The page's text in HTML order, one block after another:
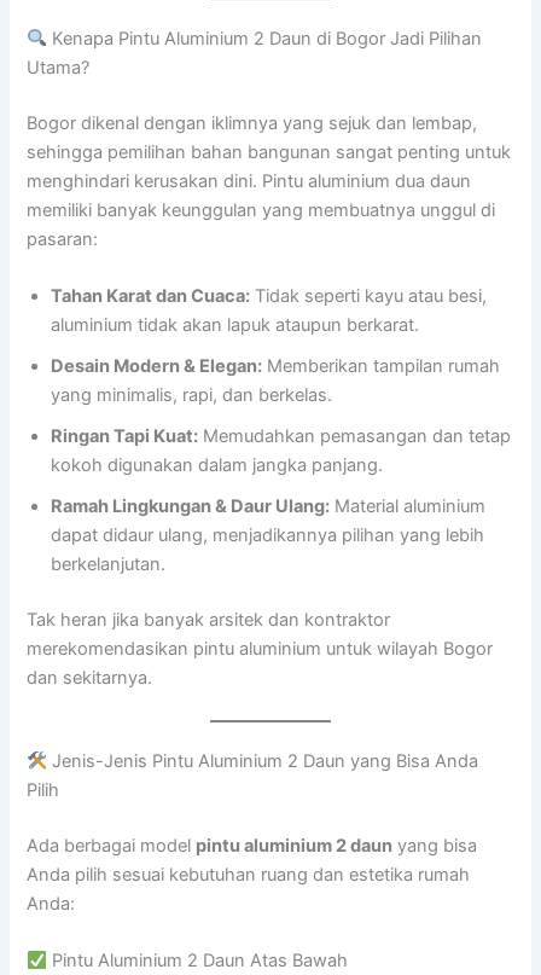
Kenapa Pintu Aluminium 2 Daun di Bogor Jadi Pilihan
Utama?
Bogor dikenal dengan iklimnya yang sejuk dan lembap,
sehingga pemilihan bahan bangunan sangat penting untuk
menghindari kerusakan dini. Pintu aluminium dua daun
memiliki banyak keunggulan yang membuatnya unggul di
pasaran:
Tahan Karat dan Cuaca: Tidak seperti kayu atau besi,
aluminium tidak akan lapuk ataupun berkarat.
Desain Modern & Elegan: Memberikan tampilan rumah
yang minimalis, rapi, dan berkelas.
Ringan Tapi Kuat: Memudahkan pemasangan dan tetap
kokoh digunakan dalam jangka panjang.
Ramah Lingkungan & Daur Ulang: Material aluminium
dapat didaur ulang, menjadikannya pilihan yang lebih
berkelanjutan.
Tak heran jika banyak arsitek dan kontraktor
merekomendasikan pintu aluminium untuk wilayah Bogor
dan sekitarnya.
Jenis-Jenis Pintu Aluminium 2 Daun yang Bisa Anda
Pilih
Ada berbagai model pintu aluminium 2 daun yang bisa
Anda pilih sesuai kebutuhan ruang dan estetika rumah
Anda:
Pintu Aluminium 2 Daun Atas Bawah